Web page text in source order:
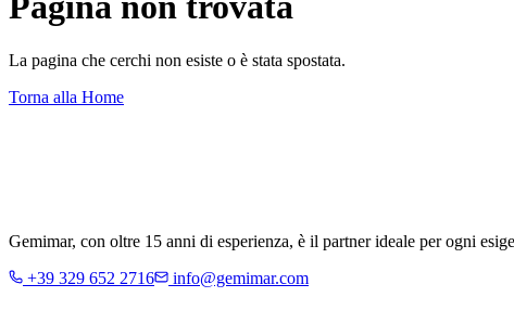
La pagina che cerchi non esiste o è stata spostata.
Torna alla Home
Gemimar, con oltre 15 anni di esperienza, è il partner ideale per ogni
+39 329 652 2716
info@gemimar.com